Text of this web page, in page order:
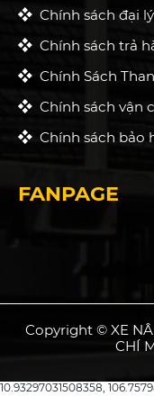
Chính sách đại lý
Chính sách trả
Chính Sách
Chính sách vận
Chính sách bảo
FANPAGE
Copyright © XE
CHÍ
10.93297031508358,